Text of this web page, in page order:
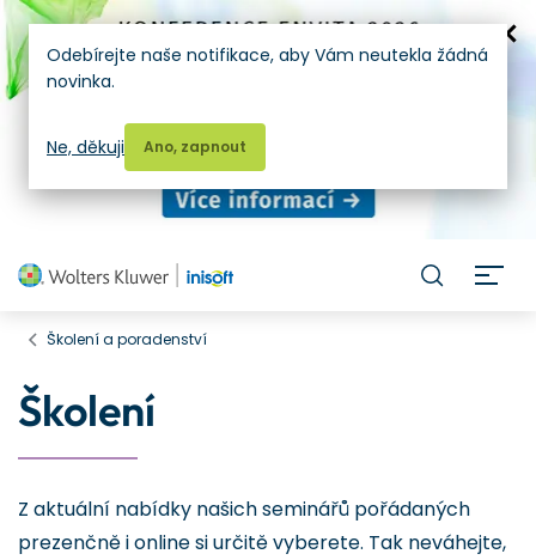
Školení a poradenství
Školení
Z aktuální nabídky našich seminářů pořádaných
prezenčně i online si určitě vyberete. Tak neváhejte,
Odebírejte naše notifikace, aby Vám neutekla žádná
novinka.
Ano, zapnout
Ne, děkuji